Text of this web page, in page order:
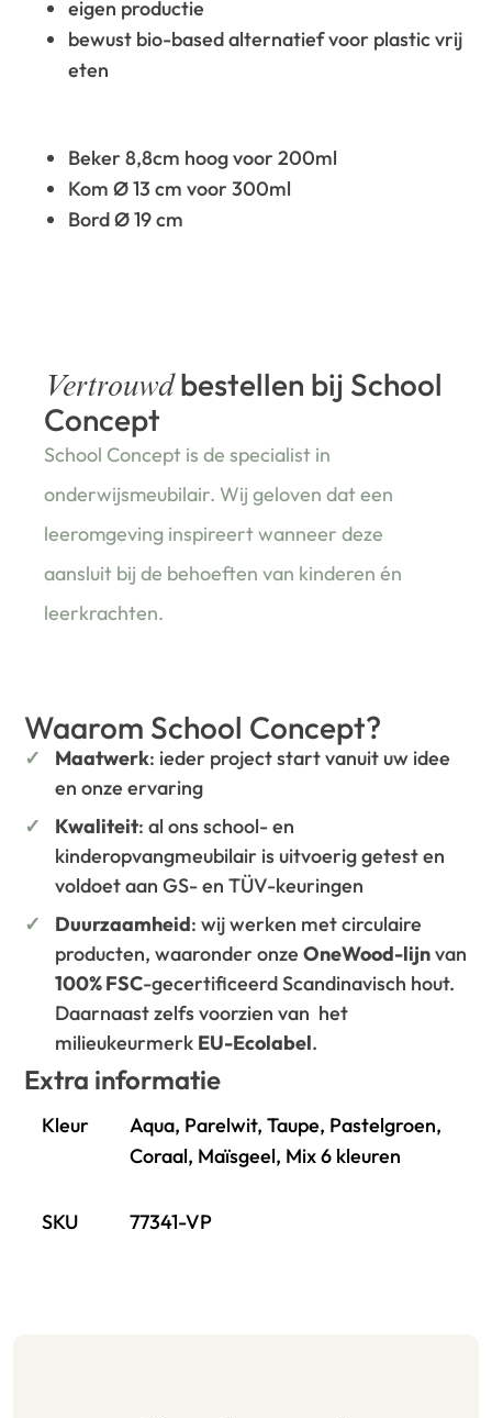
eigen productie
bewust bio-based alternatief voor plastic vrij
eten
Beker 8,8cm hoog voor 200ml
Kom Ø 13 cm voor 300ml
Bord Ø 19 cm
Vertrouwdbestellen bij School
Concept
School Concept is de specialist in
onderwijsmeubilair. Wij geloven dat een
leeromgeving inspireert wanneer deze
aansluit bij de behoeften van kinderen én
leerkrachten.
Waarom School Concept?
Maatwerk: ieder project start vanuit uw idee
en onze ervaring
Kwaliteit: al ons school- en
kinderopvangmeubilair is uitvoerig getest en
voldoet aan GS- en TÜV-keuringen
Duurzaamheid: wij werken met circulaire
producten, waaronder onzeOneWood-lijnvan
100% FSC-gecertificeerd Scandinavisch hout.
Daarnaast zelfs voorzien van het
milieukeurmerk EU-Ecolabel.
Extra informatie
Kleur
Aqua, Parelwit, Taupe, Pastelgroen,
Coraal, Maïsgeel, Mix 6 kleuren
SKU 77341-VP